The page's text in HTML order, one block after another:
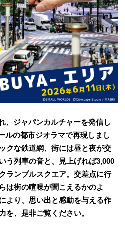
、ジャパンカルチャーを発信し
ルの都市ジオラマで再現しまし
クな鉄道網、街には昼と夜が交
う列車の音と、見上げれば3,000
ランブルスクエア。交差点に行
は街の喧噪が聞こえるかのよ
より、思い出と感動を与える作
を、是非ご覧ください。